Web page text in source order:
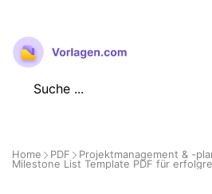
Zum
Inhalt
springen
Home PDF
Projektmanagement & -
Milestone List Template PDF für